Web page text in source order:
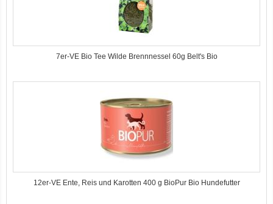
7er-VE Bio Tee Wilde Brennnessel 60g Belt's Bio
12er-VE Ente, Reis und Karotten 400 g BioPur Bio Hundefutter